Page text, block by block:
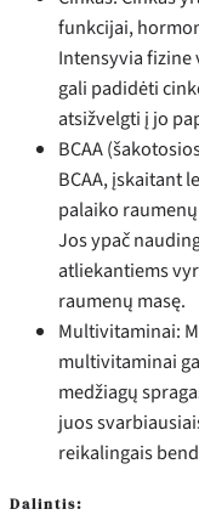
funkcijai,
Intensyvia fizine
gali padidėti
atsižvelgti į jo
BCAA
BCAA, įskaitant
palaiko
Jos ypač
atliekantiems
raumenų masę.
Multivitaminai:
multivitaminai
medžiagų
juos
reikalingais
Dalintis: